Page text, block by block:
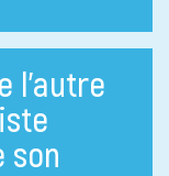
l’autre
son